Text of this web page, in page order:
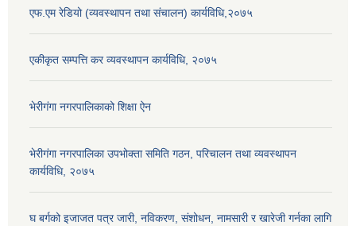
एफ.एम रेडियो (व्यवस्थापन तथा संचालन) कार्यविधि,२०७५
एकीकृत सम्पत्ति कर व्यवस्थापन कार्यविधि, २०७५
भेरीगंगा नगरपालिकाको शिक्षा ऐन
भेरीगंगा नगरपालिका उपभोक्ता समिति गठन, परिचालन तथा व्यवस्थापन
कार्यविधि, २०७५
घ बर्गको इजाजत पत्र जारी, नविकरण, संशोधन, नामसारी र खारेजी गर्नका लागि